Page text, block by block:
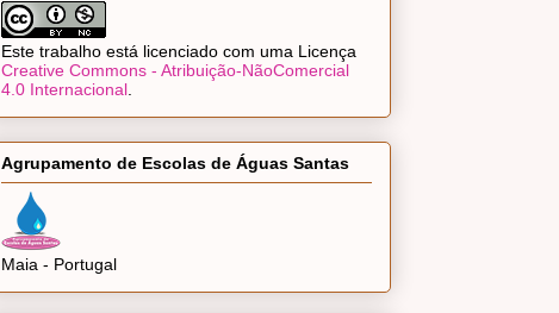
Este trabalho está licenciado com uma Licença
Creative Commons - Atribuição-NãoComercial
4.0 Internacional.
Agrupamento de Escolas de Águas Santas
Maia - Portugal